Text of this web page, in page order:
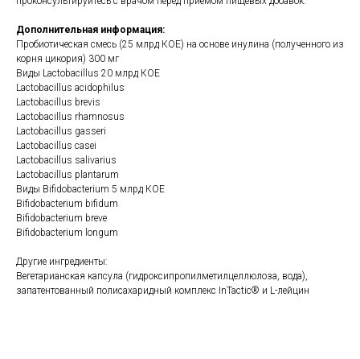
Дополнительная информация:
Пробиотическая смесь (25 млрд КОЕ) на основе инулина (полученного из
корня цикория) 300 мг
Виды Lactobacillus 20 млрд КОЕ
Lactobacillus acidophilus
Lactobacillus brevis
Lactobacillus rhamnosus
Lactobacillus gasseri
Lactobacillus casei
Lactobacillus salivarius
Lactobacillus plantarum
Виды Bifidobacterium 5 млрд КОЕ
Bifidobacterium bifidum
Bifidobacterium breve
Bifidobacterium longum
Другие ингредиенты:
Вегетарианская капсула (гидроксипропилметилцеллюлоза, вода),
запатентованный полисахаридный комплекс InTactic® и L-лейцин